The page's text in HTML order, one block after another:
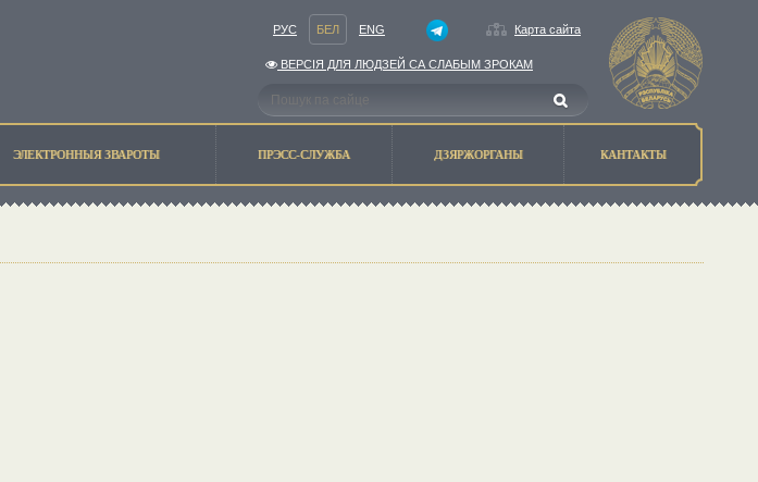
РУС БЕЛ ENG Карта сайта
ВЕРСIЯ ДЛЯ ЛЮДЗЕЙ СА СЛАБЫМ ЗРОКАМ
ЭЛЕКТРОННЫЯ ЗВАРОТЫ ПРЭСС-СЛУЖБА ДЗЯРЖОРГАНЫ КАНТАКТЫ